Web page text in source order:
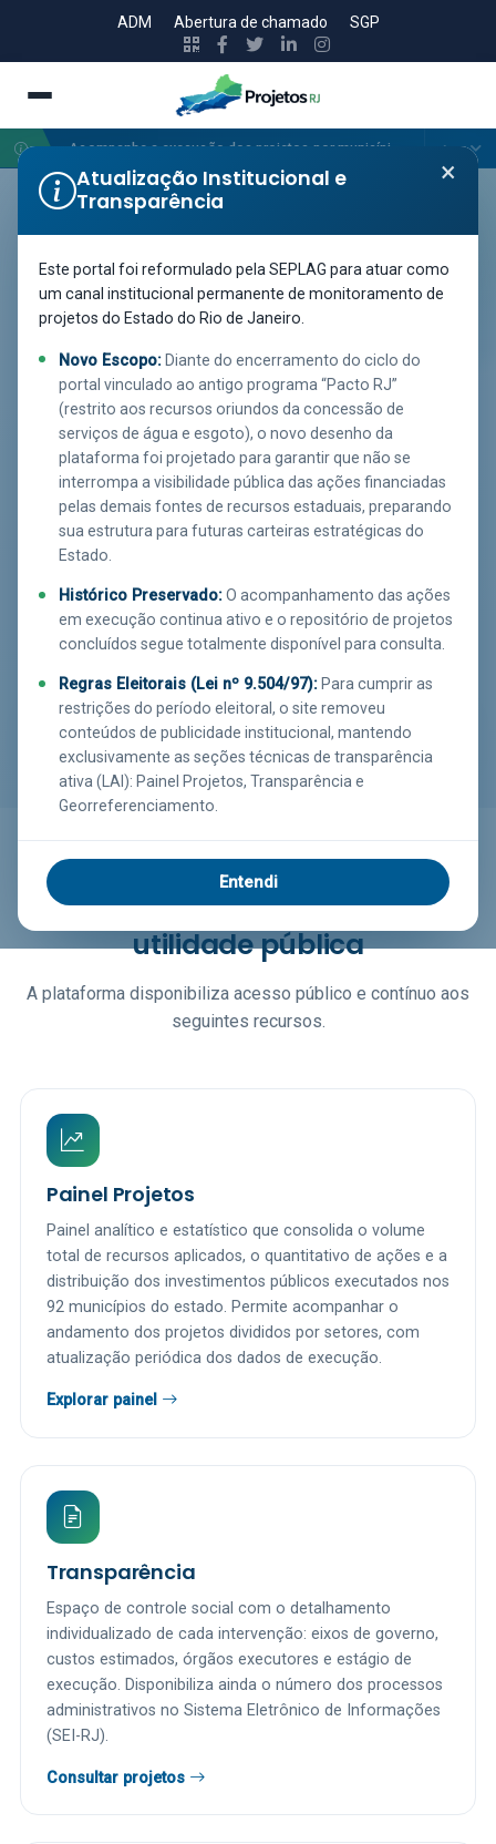
ADM Abertura de chamado SGP
×
Atualização Institucional e
Transparência
Este portal foi reformulado pela SEPLAG para atuar como
um canal institucional permanente de monitoramento de
projetos do Estado do Rio de Janeiro.
Novo Escopo:Diante do encerramento do ciclo do
portal vinculado ao antigo programa “Pacto RJ”
(restrito aos recursos oriundos da concessão de
serviços de água e esgoto), o novo desenho da
plataforma foi projetado para garantir que não se
interrompa a visibilidade pública das ações financiadas
pelas demais fontes de recursos estaduais, preparando
sua estrutura para futuras carteiras estratégicas do
Estado.
Histórico Preservado:O acompanhamento das ações
em execução continua ativo e o repositório de projetos
concluídos segue totalmente disponível para consulta.
Regras Eleitorais (Lei nº 9.504/97):Para cumprir as
restrições do período eleitoral, o site removeu
conteúdos de publicidade institucional, mantendo
exclusivamente as seções técnicas de transparência
ativa (LAI): Painel Projetos, Transparência e
Georreferenciamento.
Entendi
Portal de Projetos do
Estado do Rio de Janeiro
Plataforma de monitoramento e transparência ativa da
execução de projetos do Poder Executivo estadual, sob
gestão da Secretaria de Estado de Planejamento e
Gestão (SEPLAG RJ). Acesso público e contínuo a dados
e ferramentas de utilidade pública.
Acessar Transparência
Ver no mapa
1435
PROJETOS MONITORADOS
92
MUNICÍPIOS
33
ÓRGÃOS EXECUTORES
Dados e ferramentas de
utilidade pública
A plataforma disponibiliza acesso público e contínuo aos
seguintes recursos.
Painel Projetos
Painel analítico e estatístico que consolida o volume
total de recursos aplicados, o quantitativo de ações e a
distribuição dos investimentos públicos executados nos
92 municípios do estado. Permite acompanhar o
andamento dos projetos divididos por setores, com
atualização periódica dos dados de execução.
Explorar painel
Transparência
Espaço de controle social com o detalhamento
individualizado de cada intervenção: eixos de governo,
custos estimados, órgãos executores e estágio de
execução. Disponibiliza ainda o número dos processos
administrativos no Sistema Eletrônico de Informações
(SEI-RJ).
Consultar projetos